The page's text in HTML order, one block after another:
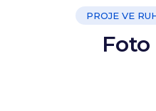
PROJE VE
Foto